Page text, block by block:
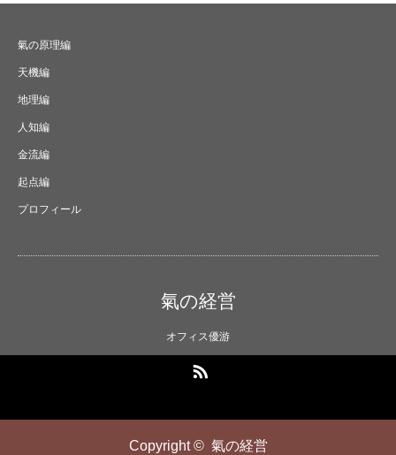
氣の原理編
天機編
地理編
人知編
金流編
起点編
プロフィール
氣の経営
オフィス優游
Copyright © 氣の経営